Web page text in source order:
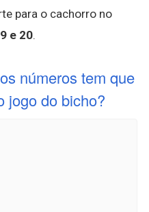
para o cachorro no
e 20.
números tem que
jogo do bicho?